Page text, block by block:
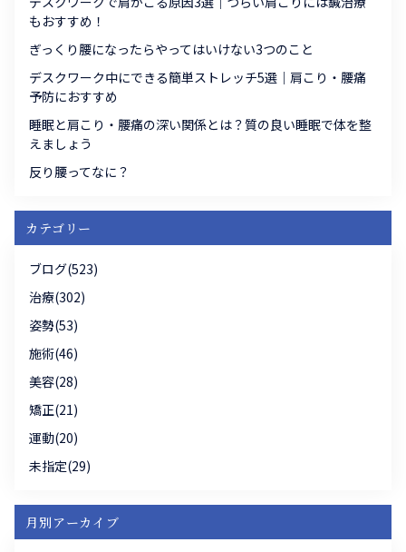
もおすすめ！
ぎっくり腰になったらやってはいけない3つのこと
デスクワーク中にできる簡単ストレッチ5選｜肩こり・腰痛
予防におすすめ
睡眠と肩こり・腰痛の深い関係とは？質の良い睡眠で体を整
えましょう
反り腰ってなに？
カテゴリー
ブログ(523)
治療(302)
姿勢(53)
施術(46)
美容(28)
矯正(21)
運動(20)
未指定(29)
月別アーカイブ